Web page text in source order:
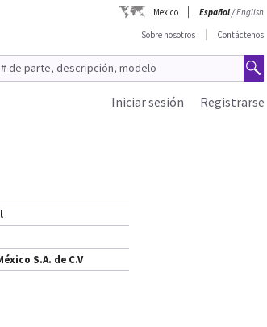
Mexico Español/English
Sobre nosotros
Contáctenos
Registrarse
Iniciar sesión
S.A. de C.V